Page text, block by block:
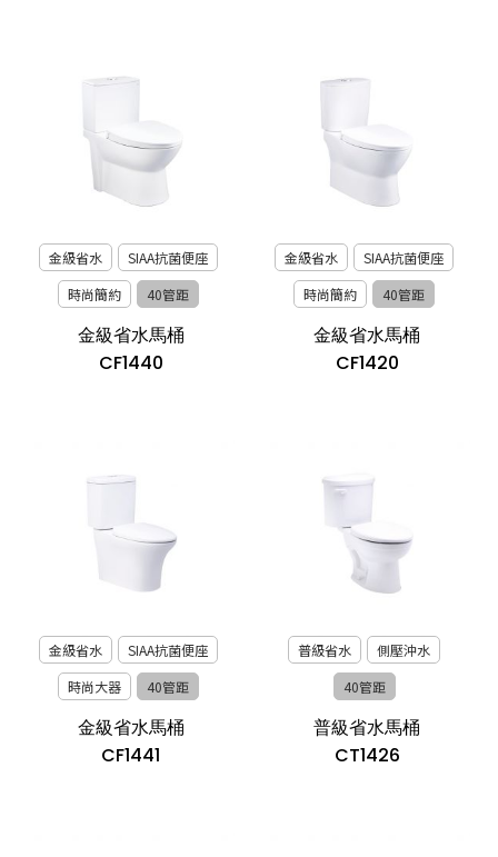
金級省水
SIAA抗菌便座
時尚簡約
40管距
金級省水馬桶
CF1440
金級省水
SIAA抗菌便座
時尚簡約
40管距
金級省水馬桶
CF1420
金級省水
SIAA抗菌便座
時尚大器
40管距
金級省水馬桶
CF1441
普級省水
側壓沖水
40管距
普級省水馬桶
CT1426